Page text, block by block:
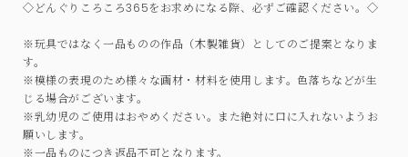
◇どんぐりころころ365をお求めになる際、必ずご確認ください。◇
※玩具ではなく一品ものの作品（木製雑貨）としてのご提案となりま
す。
※模様の表現のため様々な画材・材料を使用します。色落ちなどが生
じる場合がございます。
※乳幼児のご使用はおやめください。また絶対に口に入れないようお
願いします。
※一品ものにつき返品不可となります。